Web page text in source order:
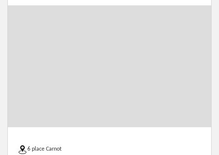
6 place Carnot